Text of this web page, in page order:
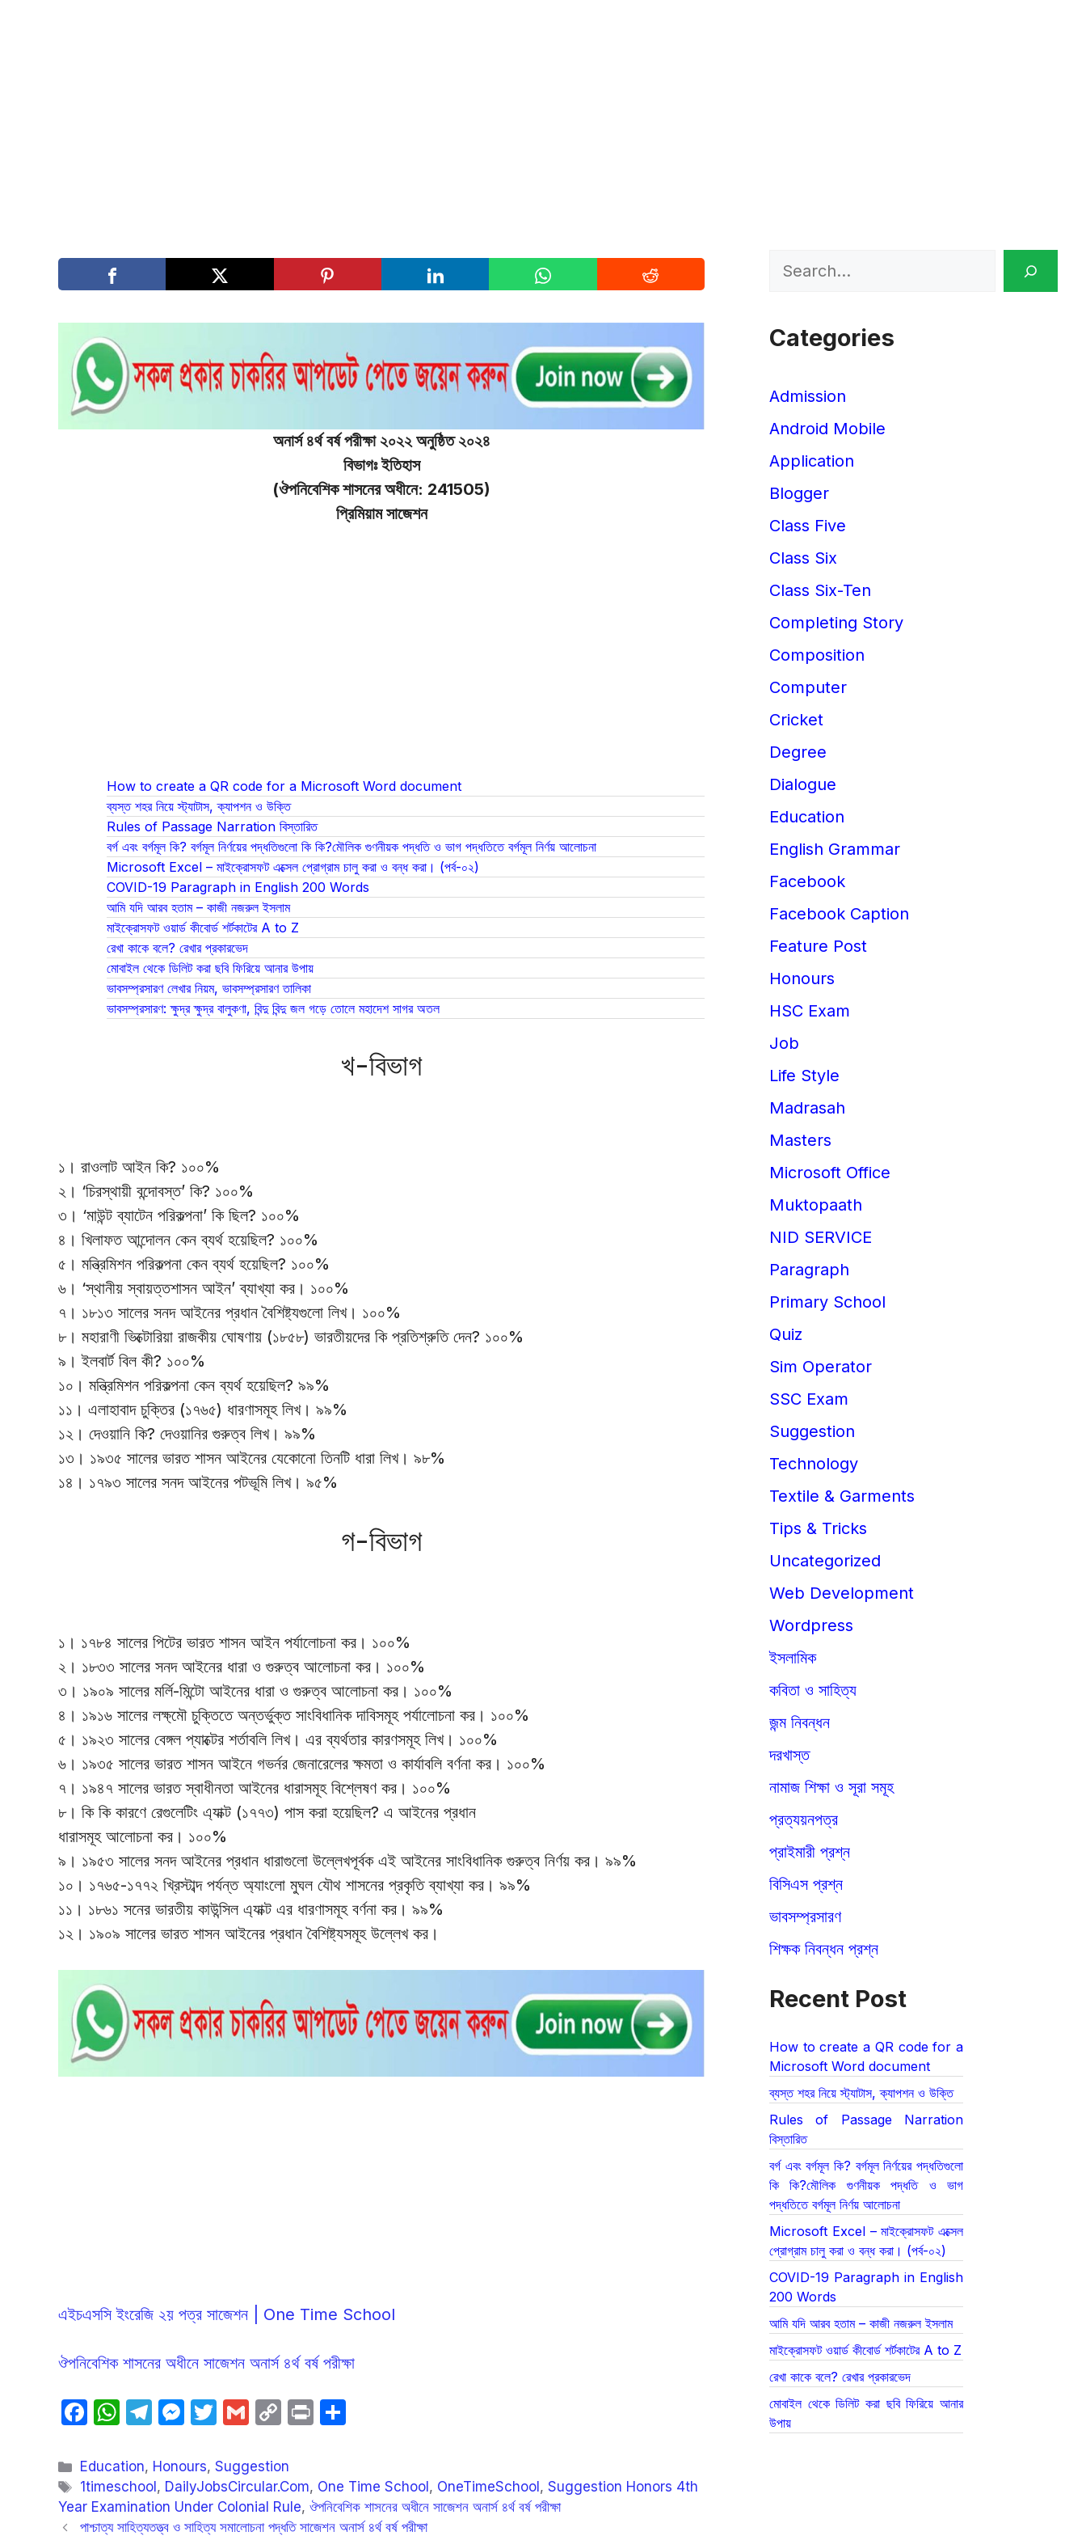
অনার্স ৪র্থ বর্ষ পরীক্ষা ২০২২ অনুষ্ঠিত ২০২৪
বিভাগঃ ইতিহাস
(ঔপনিবেশিক শাসনের অধীনে: 241505)
প্রিমিয়াম সাজেশন
How to create a QR code for a Microsoft Word document
ব্যস্ত শহর নিয়ে স্ট্যাটাস, ক্যাপশন ও উক্তি
Rules of Passage Narration বিস্তারিত
বর্গ এবং বর্গমূল কি? বর্গমূল নির্ণয়ের পদ্ধতিগুলো কি কি?মৌলিক গুণনীয়ক পদ্ধতি ও ভাগ পদ্ধতিতে বর্গমূল নির্ণয় আলোচনা
Microsoft Excel – মাইক্রোসফট এক্সেল প্রোগ্রাম চালু করা ও বন্ধ করা। (পর্ব-০২)
COVID-19 Paragraph in English 200 Words
আমি যদি আরব হতাম – কাজী নজরুল ইসলাম
মাইক্রোসফট ওয়ার্ড কীবোর্ড শর্টকাটের A to Z
রেখা কাকে বলে? রেখার প্রকারভেদ
মোবাইল থেকে ডিলিট করা ছবি ফিরিয়ে আনার উপায়
ভাবসম্প্রসারণ লেখার নিয়ম, ভাবসম্প্রসারণ তালিকা
ভাবসম্প্রসারণ: ক্ষুদ্র ক্ষুদ্র বালুকণা, বিন্দু বিন্দু জল গড়ে তোলে মহাদেশ সাগর অতল
খ-বিভাগ
১। রাওলাট আইন কি? ১০০%
২। ‘চিরস্থায়ী বন্দোবস্ত’ কি? ১০০%
৩। ‘মাউন্ট ব্যাটেন পরিকল্পনা’ কি ছিল? ১০০%
৪। খিলাফত আন্দোলন কেন ব্যর্থ হয়েছিল? ১০০%
৫। মন্ত্রিমিশন পরিকল্পনা কেন ব্যর্থ হয়েছিল? ১০০%
৬। ‘স্থানীয় স্বায়ত্তশাসন আইন’ ব্যাখ্যা কর। ১০০%
৭। ১৮১৩ সালের সনদ আইনের প্রধান বৈশিষ্ট্যগুলো লিখ। ১০০%
৮। মহারাণী ভিক্টোরিয়া রাজকীয় ঘোষণায় (১৮৫৮) ভারতীয়দের কি প্রতিশ্রুতি দেন? ১০০%
৯। ইলবার্ট বিল কী? ১০০%
১০। মন্ত্রিমিশন পরিকল্পনা কেন ব্যর্থ হয়েছিল? ৯৯%
১১। এলাহাবাদ চুক্তির (১৭৬৫) ধারণাসমূহ লিখ। ৯৯%
১২। দেওয়ানি কি? দেওয়ানির গুরুত্ব লিখ। ৯৯%
১৩। ১৯৩৫ সালের ভারত শাসন আইনের যেকোনো তিনটি ধারা লিখ। ৯৮%
১৪। ১৭৯৩ সালের সনদ আইনের পটভূমি লিখ। ৯৫%
গ-বিভাগ
১। ১৭৮৪ সালের পিটের ভারত শাসন আইন পর্যালোচনা কর। ১০০%
২। ১৮৩৩ সালের সনদ আইনের ধারা ও গুরুত্ব আলোচনা কর। ১০০%
৩। ১৯০৯ সালের মর্লি-মিন্টো আইনের ধারা ও গুরুত্ব আলোচনা কর। ১০০%
৪। ১৯১৬ সালের লক্ষ্মৌ চুক্তিতে অন্তর্ভুক্ত সাংবিধানিক দাবিসমূহ পর্যালোচনা কর। ১০০%
৫। ১৯২৩ সালের বেঙ্গল প্যাক্টের শর্তাবলি লিখ। এর ব্যর্থতার কারণসমূহ লিখ। ১০০%
৬। ১৯৩৫ সালের ভারত শাসন আইনে গভর্নর জেনারেলের ক্ষমতা ও কার্যাবলি বর্ণনা কর। ১০০%
৭। ১৯৪৭ সালের ভারত স্বাধীনতা আইনের ধারাসমূহ বিশ্লেষণ কর। ১০০%
৮। কি কি কারণে রেগুলেটিং এ্যাক্ট (১৭৭৩) পাস করা হয়েছিল? এ আইনের প্রধান
ধারাসমূহ আলোচনা কর। ১০০%
৯। ১৯৫৩ সালের সনদ আইনের প্রধান ধারাগুলো উল্লেখপূর্বক এই আইনের সাংবিধানিক গুরুত্ব নির্ণয় কর। ৯৯%
১০। ১৭৬৫-১৭৭২ খ্রিস্টাব্দ পর্যন্ত অ্যাংলো মুঘল যৌথ শাসনের প্রকৃতি ব্যাখ্যা কর। ৯৯%
১১। ১৮৬১ সনের ভারতীয় কাউন্সিল এ্যাক্ট এর ধারণাসমূহ বর্ণনা কর। ৯৯%
১২। ১৯০৯ সালের ভারত শাসন আইনের প্রধান বৈশিষ্ট্যসমূহ উল্লেখ কর।
এইচএসসি ইংরেজি ২য় পত্র সাজেশন | One Time School
ঔপনিবেশিক শাসনের অধীনে সাজেশন অনার্স ৪র্থ বর্ষ পরীক্ষা
F
c
e
b
W
at
s
A
T
e
gr
a
M
s
s
e
T
itt
er
G
ail
C
p
y
Li
P
e
Categories
Education, Honours,Suggestion
Tags
1timeschool , DailyJobsCircular.Com, One Time School , OneTimeSchool ,Suggestion Honors 4th
Year Examination Under Colonial Rule, ঔপনিবেশিক শাসনের অধীনে সাজেশন অনার্স ৪র্থ বর্ষ পরীক্ষা
পাশ্চাত্য সাহিত্যতত্ত্ব ও সাহিত্য সমালোচনা পদ্ধতি সাজেশন অনার্স ৪র্থ বর্ষ পরীক্ষা
Search
Categories
Admission
Android Mobile
Application
Blogger
Class Five
Class Six
Class Six-Ten
Completing Story
Composition
Computer
Cricket
Degree
Dialogue
Education
English Grammar
Facebook
Facebook Caption
Feature Post
Honours
HSC Exam
Job
Life Style
Madrasah
Masters
Microsoft Office
Muktopaath
NID SERVICE
Paragraph
Primary School
Quiz
Sim Operator
SSC Exam
Suggestion
Technology
Textile & Garments
Tips & Tricks
Uncategorized
Web Development
Wordpress
ইসলামিক
কবিতা ও সাহিত্য
জন্ম নিবন্ধন
দরখাস্ত
নামাজ শিক্ষা ও সূরা সমূহ
প্রত্যয়নপত্র
প্রাইমারী প্রশ্ন
বিসিএস প্রশ্ন
ভাবসম্প্রসারণ
শিক্ষক নিবন্ধন প্রশ্ন
Recent Post
How to create a QR code for a
Microsoft Word document
ব্যস্ত শহর নিয়ে স্ট্যাটাস, ক্যাপশন ও উক্তি
Rules of Passage Narration
বিস্তারিত
বর্গ এবং বর্গমূল কি? বর্গমূল নির্ণয়ের পদ্ধতিগুলো
কি কি?মৌলিক গুণনীয়ক পদ্ধতি ও ভাগ
পদ্ধতিতে বর্গমূল নির্ণয় আলোচনা
Microsoft Excel – মাইক্রোসফট এক্সেল
প্রোগ্রাম চালু করা ও বন্ধ করা। (পর্ব-০২)
COVID-19 Paragraph in English
200 Words
আমি যদি আরব হতাম – কাজী নজরুল ইসলাম
মাইক্রোসফট ওয়ার্ড কীবোর্ড শর্টকাটের A to Z
রেখা কাকে বলে? রেখার প্রকারভেদ
মোবাইল থেকে ডিলিট করা ছবি ফিরিয়ে আনার
উপায়